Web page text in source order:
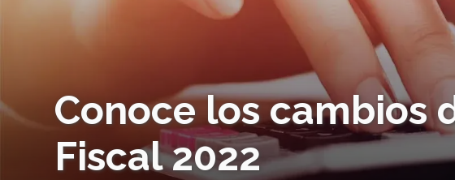
Conoce los cambios
Fiscal 2022